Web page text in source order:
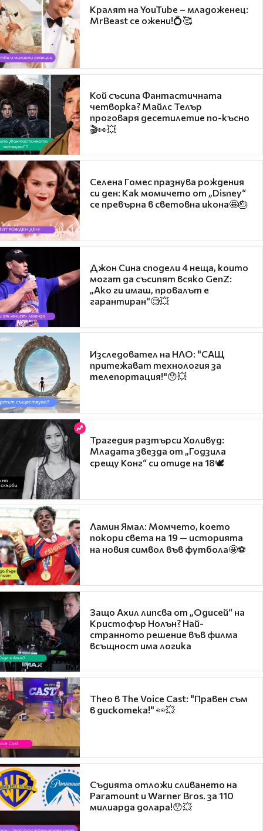
Кралят на YouTube – младоженец:
MrBeast се ожени!💍🥰
Кой съсипа Фантастичната
четворка? Майлс Телър
проговаря десетилетие по-късно
🎬👀💥
Селена Гомес празнува рождения
си ден: Как момичето от „Disney“
се превърна в световна икона🤩🎂
Джон Сина сподели 4 неща, които
могат да съсипят всяко GenZ:
„Ако ги имаш, провалът е
гарантиран“🧐💥
Изследовател на НЛО: "САЩ
притежават технология за
телепортация!"😯💥
Трагедия разтърси Холивуд:
Младата звезда от „Годзила
срещу Конг“ си отиде на 18🕊️
Ламин Ямал: Момчето, което
покори света на 19 — историята
на новия символ във футбола🤩⚽
Защо Ахил липсва от „Одисей“ на
Кристофър Нолън? Най-
странното решение във филма
всъщност има логика
Theo в The Voice Cast: "Правен съм
в дискотека!" 👀💥
Съдията отложи сливането на
Paramount и Warner Bros. за 110
милиарда долара!😯💥